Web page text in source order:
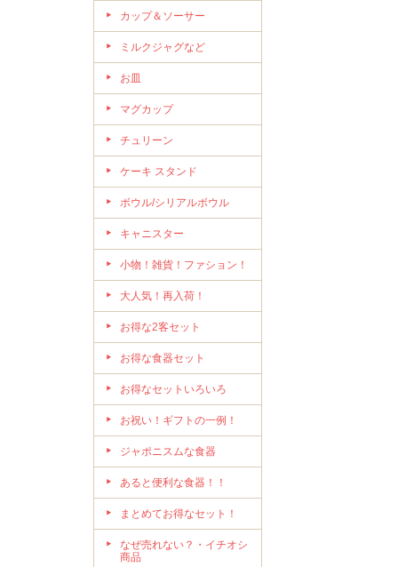
カップ＆ソーサー
ミルクジャグなど
お皿
マグカップ
チュリーン
ケーキ スタンド
ボウル/シリアルボウル
キャニスター
小物！雑貨！ファション！
大人気！再入荷！
お得な2客セット
お得な食器セット
お得なセットいろいろ
お祝い！ギフトの一例！
ジャポニスムな食器
あると便利な食器！！
まとめてお得なセット！
なぜ売れない？・イチオシ
商品